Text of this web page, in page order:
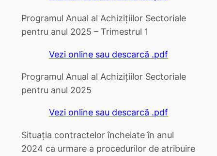
Programul Anual al Achizițiilor Sectoriale
pentru anul 2025 – Trimestrul 1
Vezi online sau descarcă .pdf
Programul Anual al Achizițiilor Sectoriale
pentru anul 2025
Vezi online sau descarcă .pdf
Situația contractelor încheiate în anul
2024 ca urmare a procedurilor de atribuire